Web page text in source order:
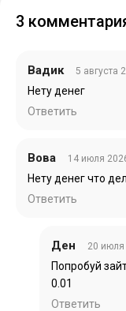
3
Вадик 5 августа
Нету денег
Ответить
Вова 14 июля
Нету денег что
Ответить
Ден 20 июля
Попробуй
0.01
Ответить